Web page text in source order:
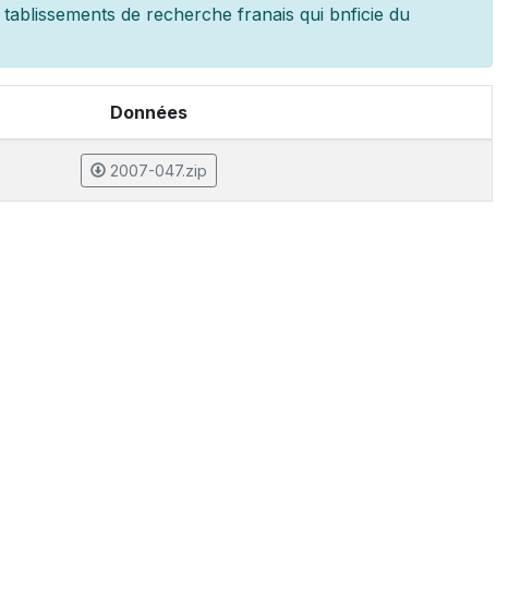
tablissements de recherche franais qui bnficie du
Données
2007-047.zip